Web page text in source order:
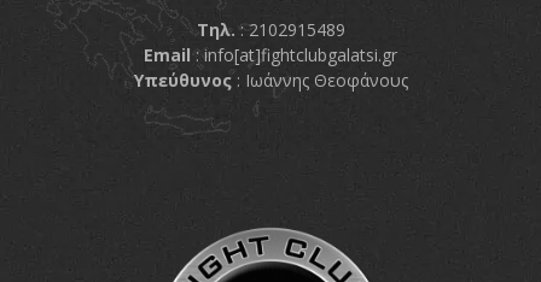
Τηλ. : 2102915489
Email :info[at]fightclubgalatsi.gr
Υπεύθυνος: Ιωάννης Θεοφάνους